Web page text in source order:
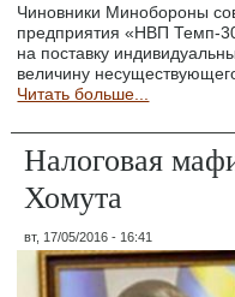
Чиновники Минобороны
предприятия «НВП Темп-
на поставку
величину
Читать больше...
Налоговая
Хомута
вт, 17/05/2016 - 16:41